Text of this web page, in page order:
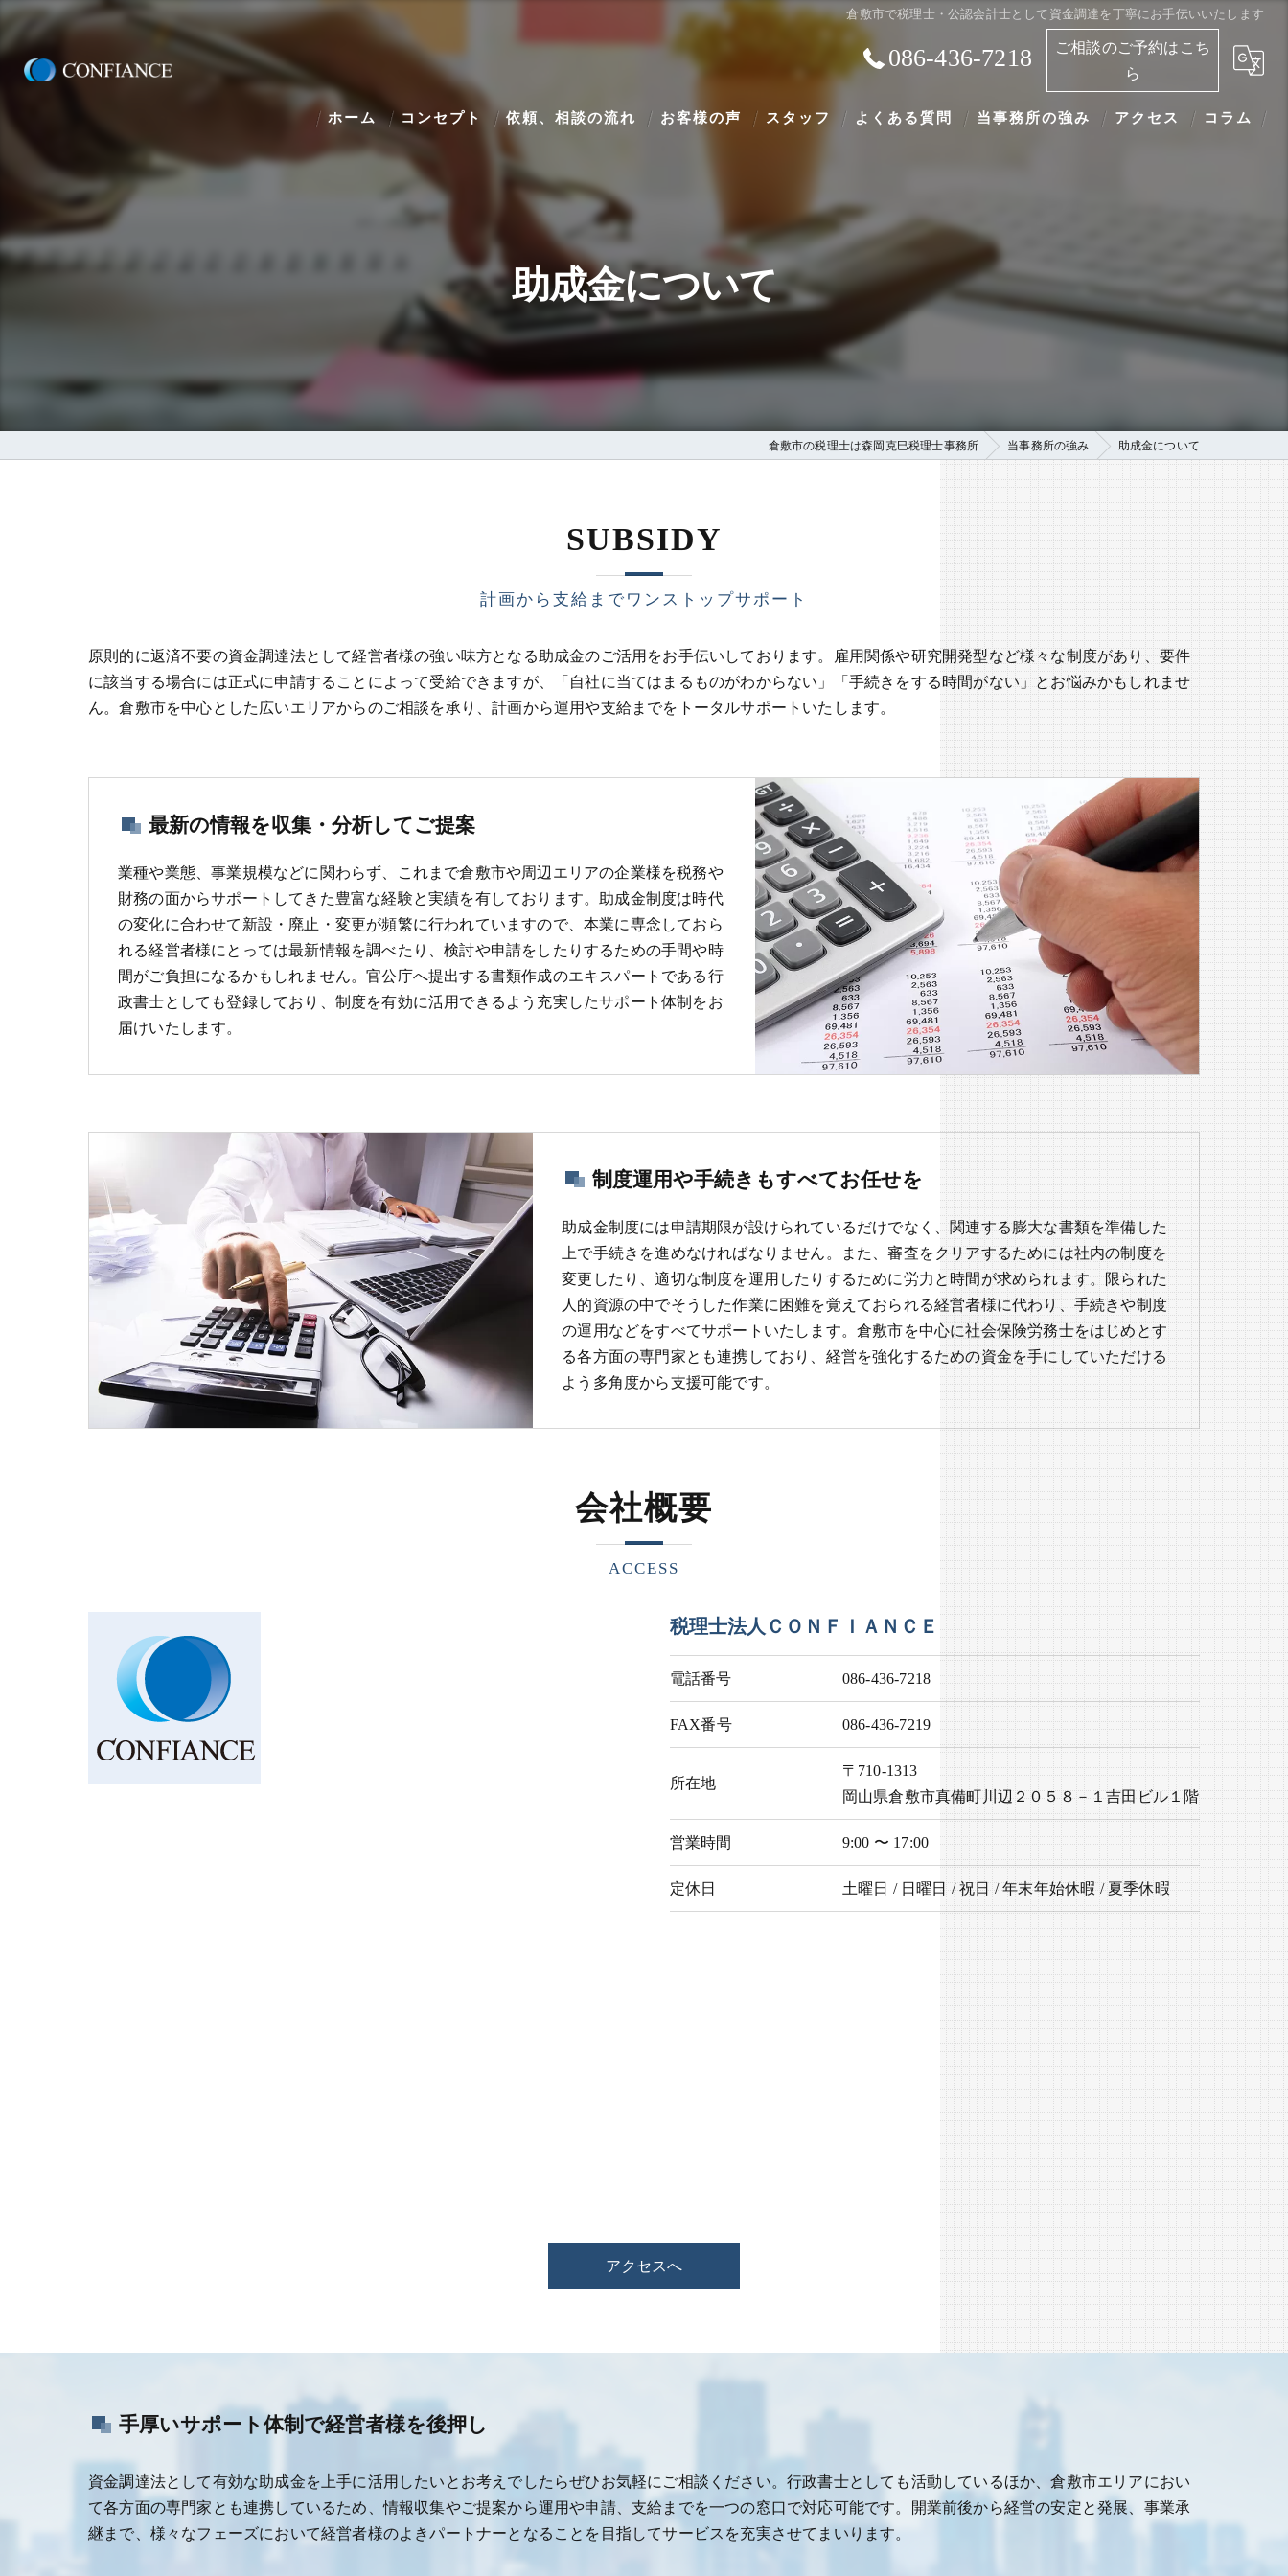
倉敷市で税理士・公認会計士として資金調達を丁寧にお手伝いいたします
086-436-7218
ご相談のご予約はこち
ら
ホーム コンセプト 依頼、相談の流れ お客様の声 スタッフ よくある質問 当事務所の強み
税務について
顧問契約について
アクセス コラム
助成金について
倉敷市の税理士は森岡克巳税理士事務所 当事務所の強み 助成金について
計画から支給までワンストップサポート
SUBSIDY
原則的に返済不要の資金調達法として経営者様の強い味方となる助成金のご活用をお手伝いしております。雇用関係や研究開発型など様々な制度があり、要件
に該当する場合には正式に申請することによって受給できますが、「自社に当てはまるものがわからない」「手続きをする時間がない」とお悩みかもしれませ
ん。倉敷市を中心とした広いエリアからのご相談を承り、計画から運用や支給までをトータルサポートいたします。
最新の情報を収集・分析してご提案
業種や業態、事業規模などに関わらず、これまで倉敷市や周辺エリアの企業様を税務や
財務の面からサポートしてきた豊富な経験と実績を有しております。助成金制度は時代
の変化に合わせて新設・廃止・変更が頻繁に行われていますので、本業に専念しておら
れる経営者様にとっては最新情報を調べたり、検討や申請をしたりするための手間や時
間がご負担になるかもしれません。官公庁へ提出する書類作成のエキスパートである行
政書士としても登録しており、制度を有効に活用できるよう充実したサポート体制をお
届けいたします。
制度運用や手続きもすべてお任せを
助成金制度には申請期限が設けられているだけでなく、関連する膨大な書類を準備した
上で手続きを進めなければなりません。また、審査をクリアするためには社内の制度を
変更したり、適切な制度を運用したりするために労力と時間が求められます。限られた
人的資源の中でそうした作業に困難を覚えておられる経営者様に代わり、手続きや制度
の運用などをすべてサポートいたします。倉敷市を中心に社会保険労務士をはじめとす
る各方面の専門家とも連携しており、経営を強化するための資金を手にしていただける
よう多角度から支援可能です。
会社概要
ACCESS
税理士法人ＣＯＮＦＩＡＮＣＥ
電話番号 086-436-7218
FAX番号 086-436-7219
所在地
〒710-1313
岡山県倉敷市真備町川辺２０５８－１吉田ビル１階
営業時間 9:00 〜 17:00
定休日 土曜日 / 日曜日 / 祝日 / 年末年始休暇 / 夏季休暇
アクセスへ
手厚いサポート体制で経営者様を後押し
資金調達法として有効な助成金を上手に活用したいとお考えでしたらぜひお気軽にご相談ください。行政書士としても活動しているほか、倉敷市エリアにおい
て各方面の専門家とも連携しているため、情報収集やご提案から運用や申請、支給までを一つの窓口で対応可能です。開業前後から経営の安定と発展、事業承
継まで、様々なフェーズにおいて経営者様のよきパートナーとなることを目指してサービスを充実させてまいります。